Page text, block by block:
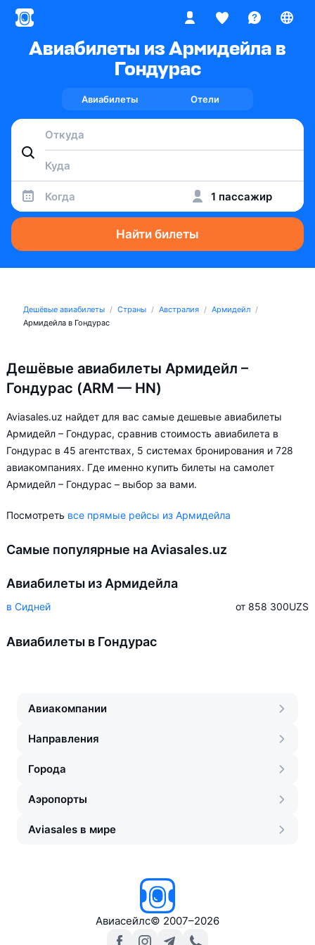
Авиабилеты из Армидейла в
Гондурас
Авиабилеты Отели
Когда 1 пассажир
Найти билеты
Дешёвые авиабилеты Страны Австралия
Армидейл
Армидейла в Гондурас
Дешёвые авиабилеты Армидейл –
Гондурас (ARM — HN)
Aviasales.uz найдет для вас самые дешевые авиабилеты
Армидейл – Гондурас, сравнив стоимость авиабилета в
Гондурас в 45 агентствах, 5 системах бронирования и 728
авиакомпаниях. Где именно купить билеты на самолет
Армидейл – Гондурас – выбор за вами.
Посмотреть все прямые рейсы из Армидейла
Самые популярные на Aviasales.uz
Авиабилеты из Армидейла
в Сидней от 858 300UZS
Авиабилеты в Гондурас
Авиакомпании
Направления
Города
Аэропорты
Aviasales в мире
Авиасейлс© 2007–2026